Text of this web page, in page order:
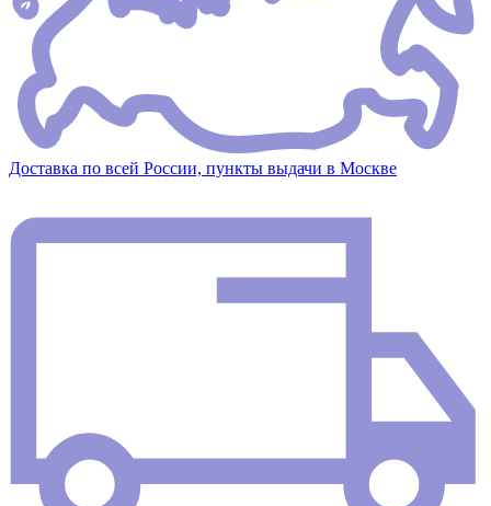
Доставка по всей России, пункты выдачи в Москве